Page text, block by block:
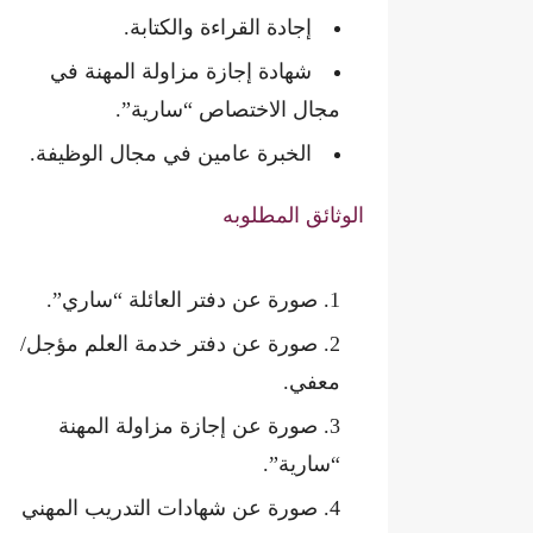
إجادة القراءة والكتابة.
شهادة إجازة مزاولة المهنة في
مجال الاختصاص “سارية”.
الخبرة عامين في مجال الوظيفة.
الوثائق المطلوبه
صورة عن دفتر العائلة “ساري”.
صورة عن دفتر خدمة العلم مؤجل/
معفي.
صورة عن إجازة مزاولة المهنة
“سارية”.
صورة عن شهادات التدريب المهني